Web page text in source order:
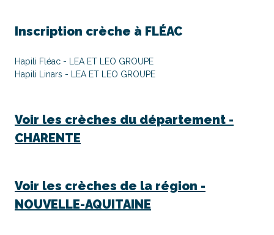
Inscription crèche à FLÉAC
Hapili Fléac - LEA ET LEO GROUPE
Hapili Linars - LEA ET LEO GROUPE
Voir les crèches du département -
CHARENTE
Voir les crèches de la région -
NOUVELLE-AQUITAINE